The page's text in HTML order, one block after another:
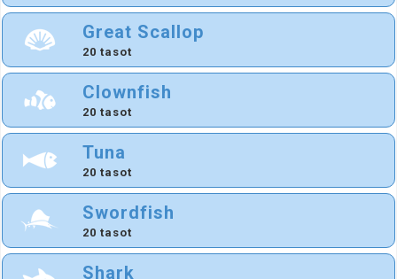
Great Scallop
20 tasot
Clownfish
20 tasot
Tuna
20 tasot
Swordfish
20 tasot
Shark